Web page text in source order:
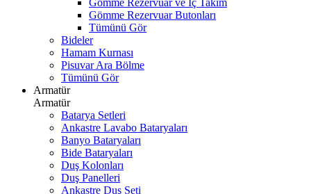
Gömme Rezervuar ve İç Takım
Gömme Rezervuar Butonları
Tümünü Gör
Bideler
Hamam Kurnası
Pisuvar Ara Bölme
Tümünü Gör
Armatür
Armatür
Batarya Setleri
Ankastre Lavabo Bataryaları
Banyo Bataryaları
Bide Bataryaları
Duş Kolonları
Duş Panelleri
Ankastre Duş Seti